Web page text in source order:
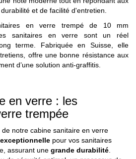
et de facilité d'entretien.
en verre trempé de 10 mm
sanitaires en verre sont un réel
terme. Fabriquée en Suisse, elle
offre une bonne résistance aux
d’une solution anti-graffitis.
en verre : les
trempée
de notre cabine sanitaire en verre
pour vos sanitaires
assurant une grande durabilité.